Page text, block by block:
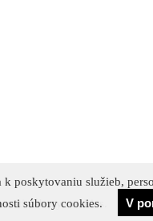
k poskytovaniu služieb,
súbory cookies.
k poskytovaniu služieb,
súbory cookies.
V